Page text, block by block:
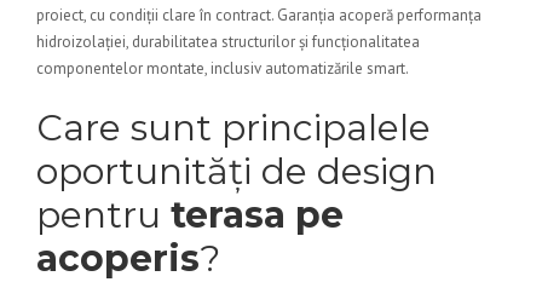
proiect, cu condiții clare în contract. Garanția acoperă performanța
hidroizolației, durabilitatea structurilor și funcționalitatea
componentelor montate, inclusiv automatizările smart.
Care sunt principalele
oportunități de design
pentru terasa pe
acoperis?